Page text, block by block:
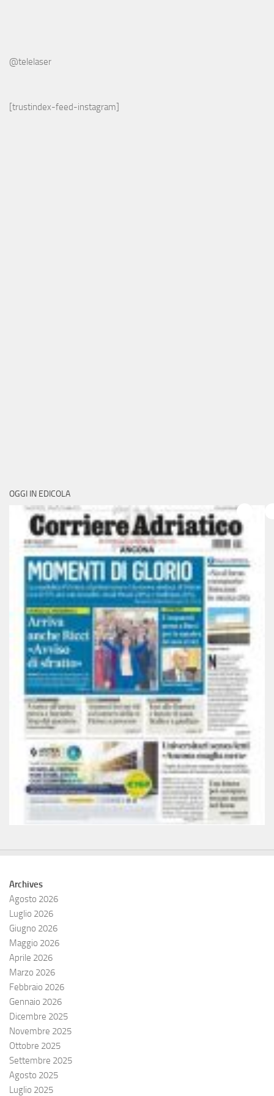
@telelaser
[trustindex-feed-instagram]
OGGI IN EDICOLA
Archives
Agosto 2026
Luglio 2026
Giugno 2026
Maggio 2026
Aprile 2026
Marzo 2026
Febbraio 2026
Gennaio 2026
Dicembre 2025
Novembre 2025
Ottobre 2025
Settembre 2025
Agosto 2025
Luglio 2025